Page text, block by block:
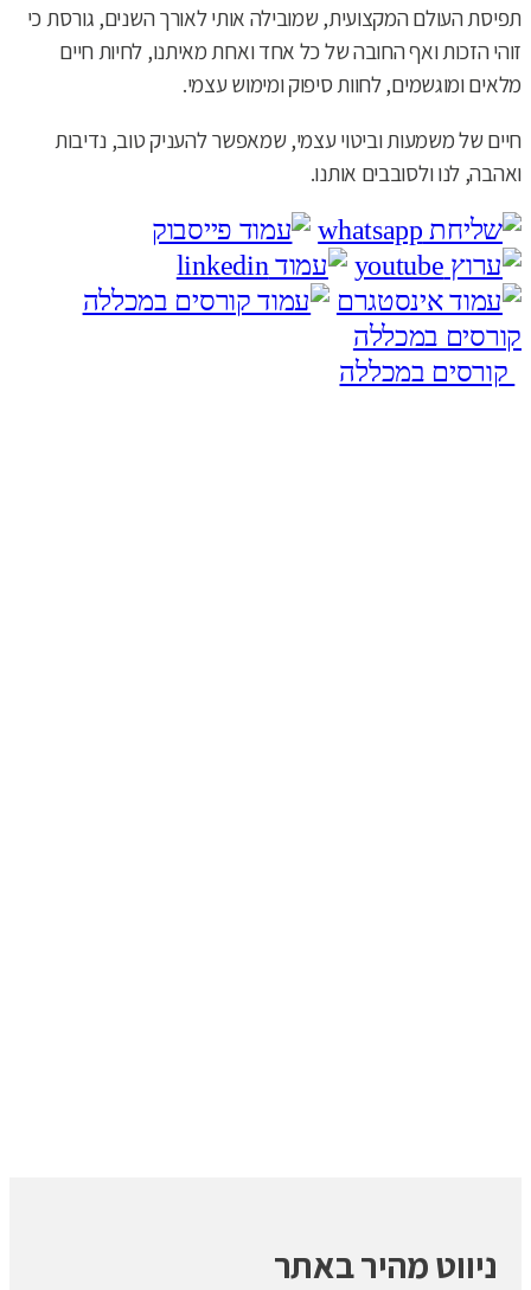
תפיסת העולם המקצועית, שמובילה אותי לאורך השנים, גורסת כי
זוהי הזכות ואף החובה של כל אחד ואחת מאיתנו, לחיות חיים
מלאים ומוגשמים, לחוות סיפוק ומימוש עצמי.
חיים של משמעות וביטוי עצמי, שמאפשר להעניק טוב, נדיבות
ואהבה, לנו ולסובבים אותנו.
קורסים במכללה
קורסים במכללה
ניווט מהיר באתר